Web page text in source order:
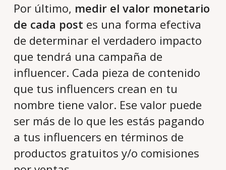
Por último, medir el valor monetario
de cada post es una forma efectiva
de determinar el verdadero impacto
que tendrá una campaña de
influencer. Cada pieza de contenido
que tus influencers crean en tu
nombre tiene valor. Ese valor puede
ser más de lo que les estás pagando
a tus influencers en términos de
productos gratuitos y/o comisiones